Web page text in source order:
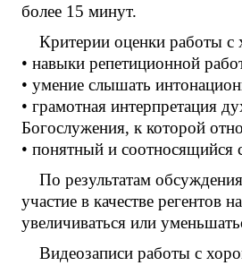
более 15 минут.
Критерии оценки работы с
• навыки репетиционной
• умение слышать
• грамотная интерпретация
Богослужения, к которой
• понятный и соотносящийся
По результатам
участие в качестве
увеличиваться или
Видеозаписи работы с